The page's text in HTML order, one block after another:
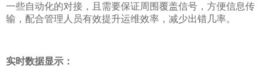
一些自动化的对接，且需要保证周围覆盖信号，方便信息传
输，配合管理人员有效提升运维效率，减少出错几率。
实时数据显示：